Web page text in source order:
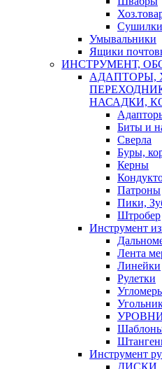
Сушилки
Умывальники
Ящики
ИНСТРУМЕНТ,
АДАПТОРЫ,
НАСАДКИ,
Биты и
Сверла
Буры,
Керны
Патроны
Пики,
Штробер
Инструмент
Лента
Линейки
Рулетки
Инструмент